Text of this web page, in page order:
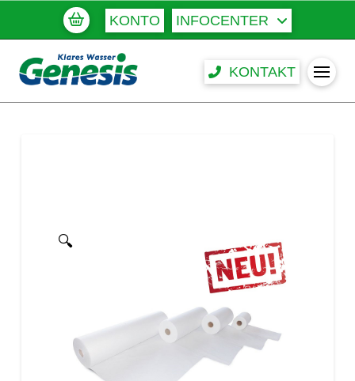
KONTO INFOCENTER
KONTAKT
🔍